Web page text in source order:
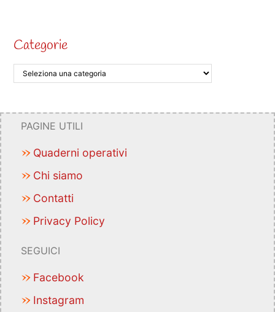
Categorie
PAGINE UTILI
Quaderni operativi
Chi siamo
Contatti
Privacy Policy
SEGUICI
Facebook
Instagram